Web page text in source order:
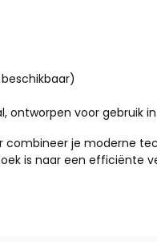
ontworpen voor gebruik
combineer je moderne
is naar een efficiënte